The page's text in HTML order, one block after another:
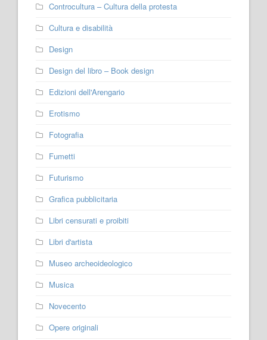
Controcultura – Cultura della protesta
Cultura e disabilità
Design
Design del libro – Book design
Edizioni dell'Arengario
Erotismo
Fotografia
Fumetti
Futurismo
Grafica pubblicitaria
Libri censurati e proibiti
Libri d'artista
Museo archeoideologico
Musica
Novecento
Opere originali